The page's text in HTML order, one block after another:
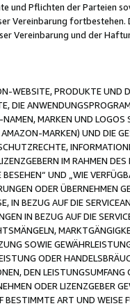
und Pflichten der Parteien
Vereinbarung
Vereinbarung und der
WEBSITE, PRODUKTE UND
DIE
MARKEN UND
MARKEN) UND DIE
IM RAHMEN
BESEHEN“ UND „WIE
ODER ÜBERNEHMEN
IN BEZUG AUF DIE
IN BEZUG AUF DIE
SOWIE
ODER
DEN
ODER LIZENZGEBER
BESTIMMTE ART UND